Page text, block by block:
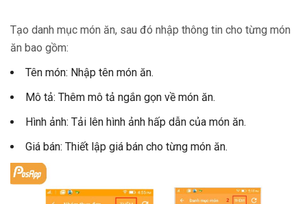
Tạo danh mục món ăn, sau đó nhập thông tin cho từng món
ăn bao gồm:
Tên món: Nhập tên món ăn.
Mô tả: Thêm mô tả ngắn gọn về món ăn.
Hình ảnh: Tải lên hình ảnh hấp dẫn của món ăn.
Giá bán: Thiết lập giá bán cho từng món ăn.